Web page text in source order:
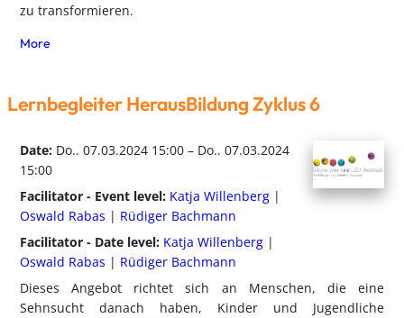
zu transformieren.
More
Lernbegleiter HerausBildung Zyklus 6
Date: Do.. 07.03.2024 15:00 – Do.. 07.03.2024
15:00
Facilitator - Event level: Katja Willenberg |
Oswald Rabas | Rüdiger Bachmann
Facilitator - Date level: Katja Willenberg |
Oswald Rabas | Rüdiger Bachmann
Dieses Angebot richtet sich an Menschen, die eine
Sehnsucht danach haben, Kinder und Jugendliche